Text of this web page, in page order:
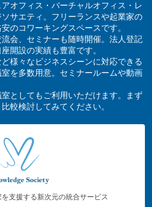
オフィス・バーチャルオフィス・レ
サエティ。フリーランスや起業家の
のコワーキングスペースです。
会、セミナーも随時開催。法人登記
開設の実績も豊富です。
様々なビジネスシーンに対応できる
を多数用意。セミナールームや動画
としてもご利用いただけます。まず
較検討してみてください。
支援する新次元の統合サービス